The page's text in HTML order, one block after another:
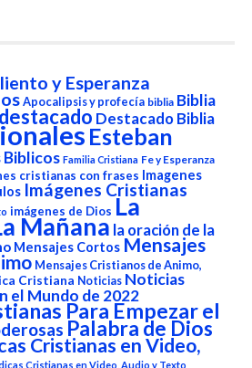
y Esperanza
Apocalipsis y profecía biblia Biblia
destacado Destacado Biblia
Esteban
Biblicos Familia Cristiana Fe y Esperanza
cristianas con frases Imagenes
Imágenes Cristianas
imágenes de Dios La
Mañana la oración de la
Mensajes Cortos Mensajes
Mensajes Cristianos de Animo,
Cristiana Noticias Noticias
el Mundo de 2022
Para Empezar el
Palabra de Dios
Cristianas en Video,
Cristianas en Video, Audio y Texto